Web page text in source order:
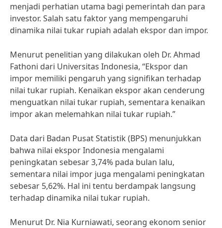
menjadi perhatian utama bagi pemerintah dan para
investor. Salah satu faktor yang mempengaruhi
dinamika nilai tukar rupiah adalah ekspor dan impor.
Menurut penelitian yang dilakukan oleh Dr. Ahmad
Fathoni dari Universitas Indonesia, “Ekspor dan
impor memiliki pengaruh yang signifikan terhadap
nilai tukar rupiah. Kenaikan ekspor akan cenderung
menguatkan nilai tukar rupiah, sementara kenaikan
impor akan melemahkan nilai tukar rupiah.”
Data dari Badan Pusat Statistik (BPS) menunjukkan
bahwa nilai ekspor Indonesia mengalami
peningkatan sebesar 3,74% pada bulan lalu,
sementara nilai impor juga mengalami peningkatan
sebesar 5,62%. Hal ini tentu berdampak langsung
terhadap dinamika nilai tukar rupiah.
Menurut Dr. Nia Kurniawati, seorang ekonom senior